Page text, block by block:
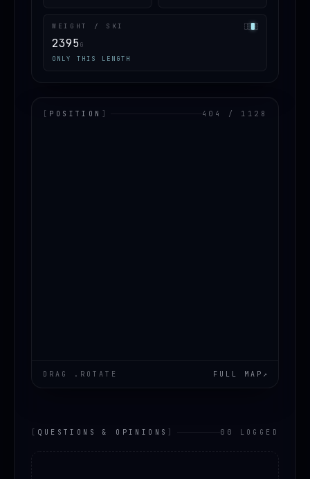
WEIGHT / SKI
2395G
ONLY THIS LENGTH
[ POSITION ] 404 / 1128
DRAG .ROTATE FULL MAP ↗
[ QUESTIONS & OPINIONS ] 00 LOGGED